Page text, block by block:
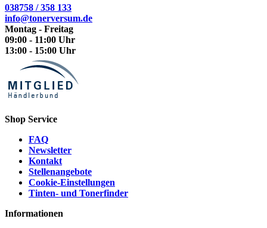
038758 / 358 133
info@tonerversum.de
Montag - Freitag
09:00 - 11:00 Uhr
13:00 - 15:00 Uhr
Shop Service
FAQ
Newsletter
Kontakt
Stellenangebote
Cookie-Einstellungen
Tinten- und Tonerfinder
Informationen